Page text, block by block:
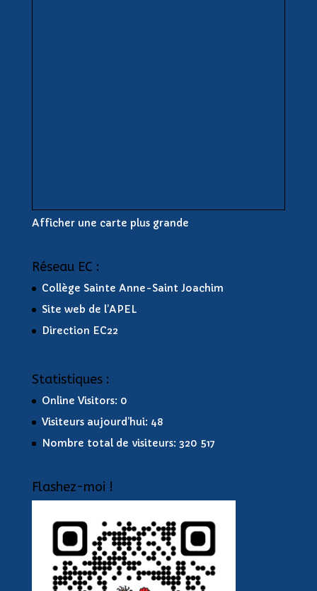
Réseau EC :
Site web de l’APEL
Direction EC22
Statistiques :
Visiteurs aujourd’hui:
Nombre total de visiteurs:
Flashez-moi !